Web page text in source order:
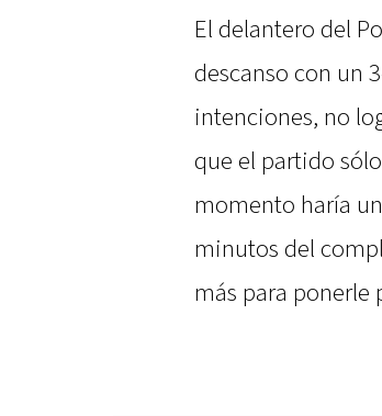
El delantero del
descanso con un
intenciones, no
que el partido
momento haría
minutos del
más para ponerle